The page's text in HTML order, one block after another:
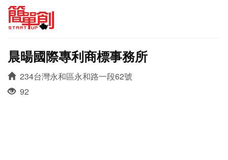
晨暘國際專利商標事務所
234台灣永和區永和路一段62號
92